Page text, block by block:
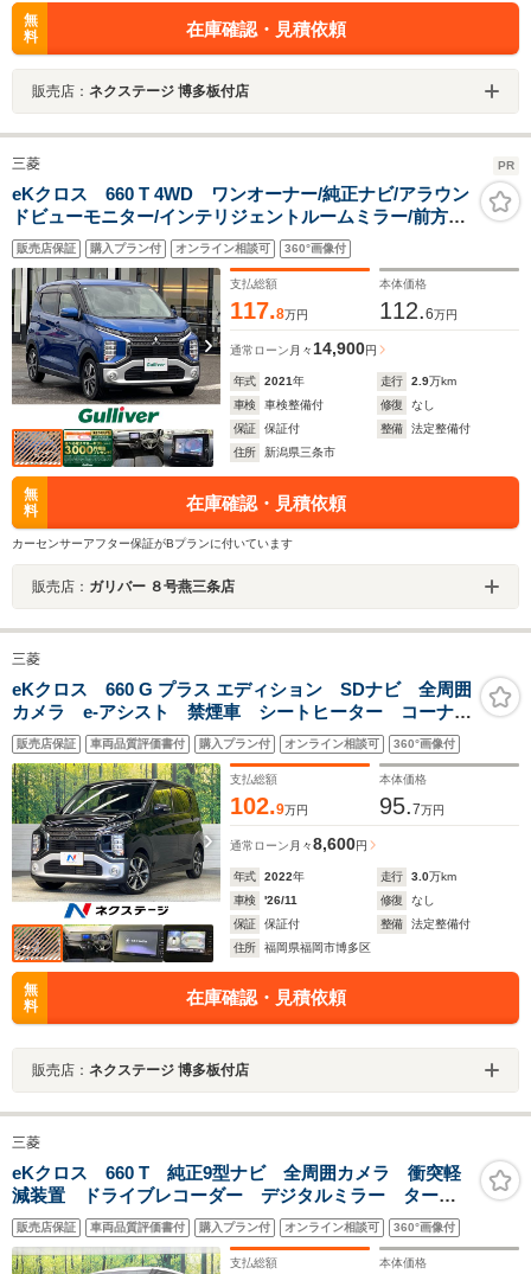
無
料
在庫確認・見積依頼
販売店： ネクステージ 博多板付店
三菱 PR
eKクロス 660 T 4WD ワンオーナー/純正ナビ/アラウン
ドビューモニター/インテリジェントルームミラー/前方ド
ライブレコーダー/社外アルミ付き冬タイヤ積載/ETC2.0/
前席シートヒーター/LEDヘッドライト
販売店保証 購入プラン付 オンライン相談可 360°画像付
支払総額
117.8万円
本体価格
112.6万円
通常ローン 月々14,900円
年式 2021年 走行 2.9万km
車検
車検整備付 修復
なし
保証
保証付 整備
法定整備付
住所
新潟県三条市
無
料
在庫確認・見積依頼
カーセンサーアフター保証がBプランに付いています
販売店： ガリバー ８号燕三条店
三菱
eKクロス 660 G プラス エディション SDナビ 全周囲
カメラ e-アシスト 禁煙車 シートヒーター コーナー
センサー スマートキー LEDヘッド 純正15インチア
ルミ オートハイビーム 車線逸脱警報 オートライ
ト オートエアコン
販売店保証 車両品質評価書付 購入プラン付 オンライン相談可 360°画像付
支払総額
102.9万円
本体価格
95.7万円
通常ローン 月々8,600円
年式 2022年 走行 3.0万km
車検
'26/11 修復
なし
保証
保証付 整備
法定整備付
住所
福岡県福岡市博多区
無
料
在庫確認・見積依頼
販売店： ネクステージ 博多板付店
三菱
eKクロス 660 T 純正9型ナビ 全周囲カメラ 衝突軽
減装置 ドライブレコーダー デジタルミラー ター
ボ LEDヘッドライト オートエアコン スマートキ
ー Bluetooth再生 フルセグ
販売店保証 車両品質評価書付 購入プラン付 オンライン相談可 360°画像付
支払総額 本体価格